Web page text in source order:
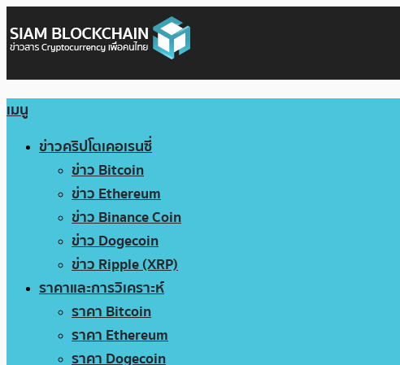
เมนู
ข่าวคริปโตเคอเรนซี่
ข่าว Bitcoin
ข่าว Ethereum
ข่าว Binance Coin
ข่าว Dogecoin
ข่าว Ripple (XRP)
ราคาและการวิเคราะห์
ราคา Bitcoin
ราคา Ethereum
ราคา Dogecoin